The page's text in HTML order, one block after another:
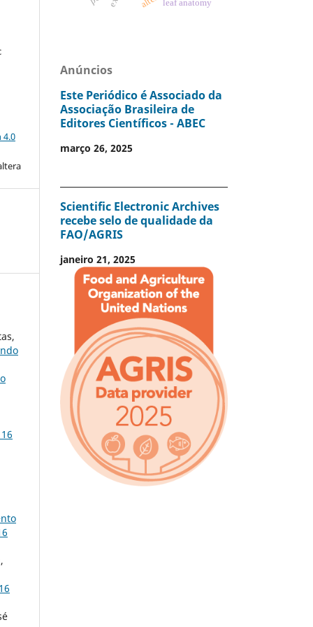
4.0
leaf anatomy
Anúncios
Este Periódico é Associado da
Associação Brasileira de
Editores Científicos - ABEC
março 26, 2025
Scientific Electronic Archives
recebe selo de qualidade da
FAO/AGRIS
janeiro 21, 2025